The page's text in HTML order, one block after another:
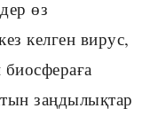
өз
келген вирус,
заңдылықтар